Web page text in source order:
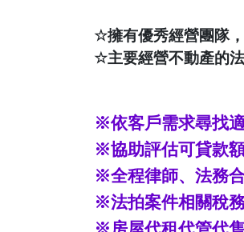
☆擁有優秀經營團隊
☆主要經營不動產的
※依客戶需求尋找
※協助評估可貸款
※全程律師、法務
※法拍案件相關稅務